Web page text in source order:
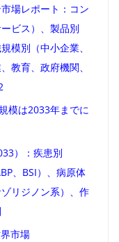
場レポート：コン
ビス）、製品別
模別（中小企業、
教育、政府機関、
模は2033年までに
）：疾患別
、BSI）、病原体
リジノン系）、作
市場